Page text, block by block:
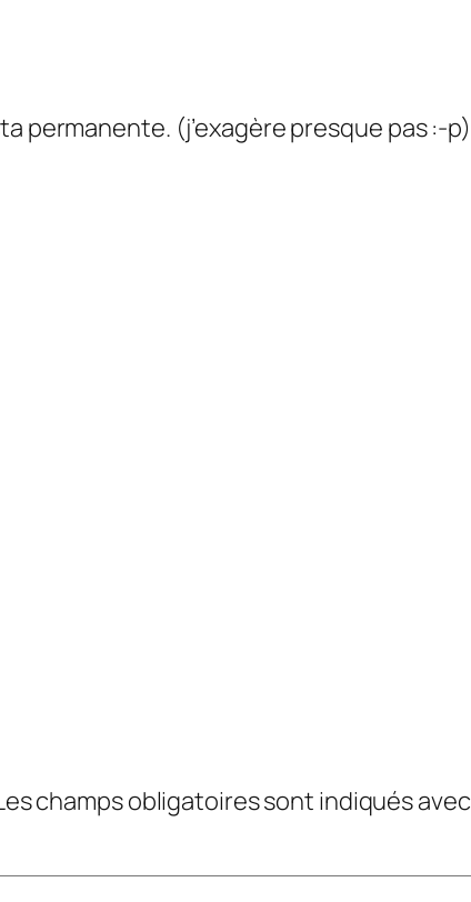
permanente. (j’exagère presque pas :-p)
champs obligatoires sont indiqués